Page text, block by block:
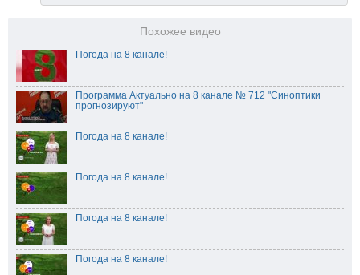
Похожее видео
Погода на 8 канале!
Программа Актуально на 8 канале № 712 "Синоптики
прогнозируют"
Погода на 8 канале!
Погода на 8 канале!
Погода на 8 канале!
Погода на 8 канале!